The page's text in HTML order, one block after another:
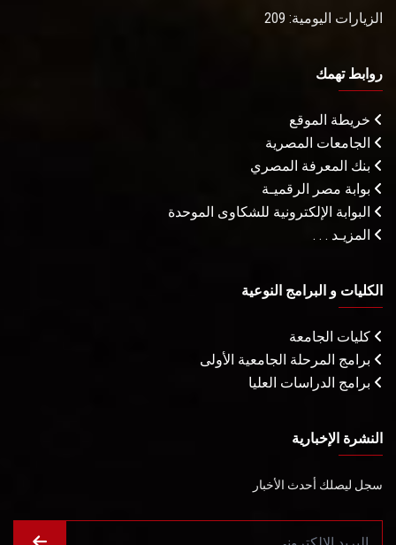
الزيارات اليومية: 209
روابط تهمك
خريطة الموقع
الجامعات المصرية
بنك المعرفة المصري
بوابة مصر الرقميـة
البوابة الإلكترونية للشكاوى الموحدة
المزيـد . . .
الكليات و البرامج النوعية
كليات الجامعة
برامج المرحلة الجامعية الأولى
برامج الدراسات العليا
النشرة الإخبارية
سجل ليصلك أحدث الأخبار